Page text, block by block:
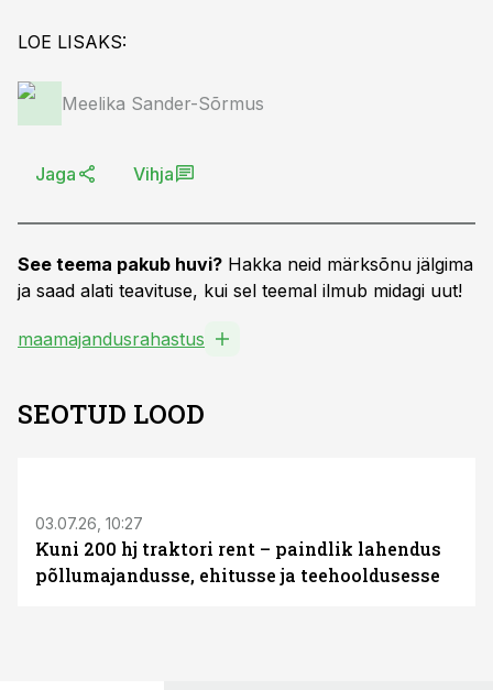
LOE LISAKS:
Meelika Sander-Sõrmus
Jaga Vihja
See teema pakub huvi? Hakka neid märksõnu jälgima
ja saad alati teavituse, kui sel teemal ilmub midagi uut!
maamajandusrahastus
SEOTUD LOOD
03.07.26, 10:27
Kuni 200 hj traktori rent – paindlik lahendus
põllumajandusse, ehitusse ja teehooldusesse